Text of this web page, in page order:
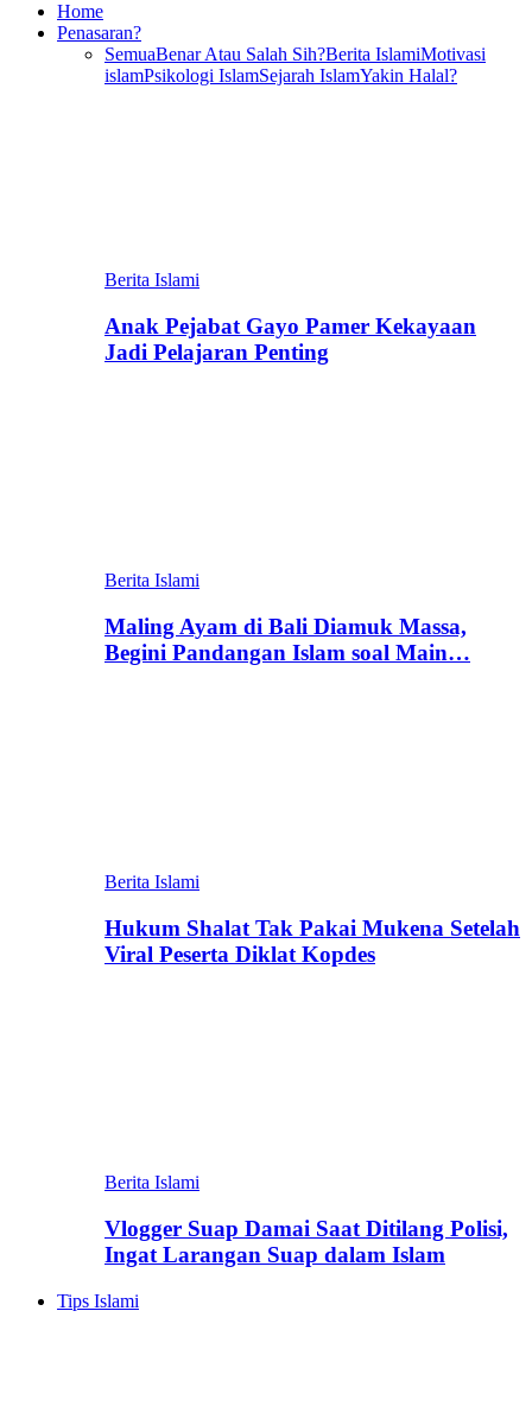
Home
Penasaran?
SemuaBenar Atau Salah Sih?Berita IslamiMotivasi
islamPsikologi IslamSejarah IslamYakin Halal?
Berita Islami
Anak Pejabat Gayo Pamer Kekayaan
Jadi Pelajaran Penting
Berita Islami
Maling Ayam di Bali Diamuk Massa,
Begini Pandangan Islam soal Main…
Berita Islami
Hukum Shalat Tak Pakai Mukena Setelah
Viral Peserta Diklat Kopdes
Berita Islami
Vlogger Suap Damai Saat Ditilang Polisi,
Ingat Larangan Suap dalam Islam
Tips Islami